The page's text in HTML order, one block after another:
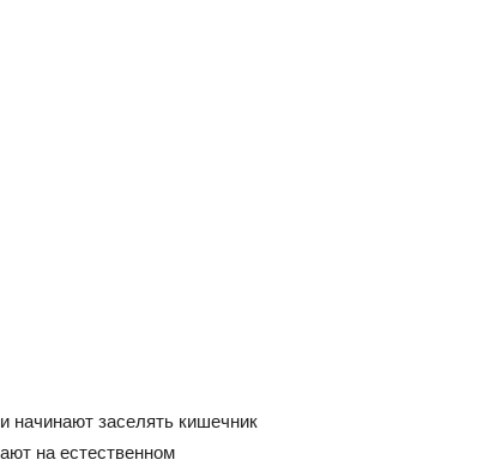
начинают заселять кишечник
на естественном